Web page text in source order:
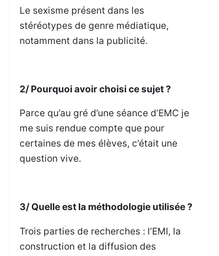
Le sexisme présent dans les
stéréotypes de genre médiatique,
notamment dans la publicité.
2/ Pourquoi avoir choisi ce sujet ?
Parce qu’au gré d’une séance d’EMC je
me suis rendue compte que pour
certaines de mes élèves, c’était une
question vive.
3/ Quelle est la méthodologie utilisée ?
Trois parties de recherches : l’EMI, la
construction et la diffusion des